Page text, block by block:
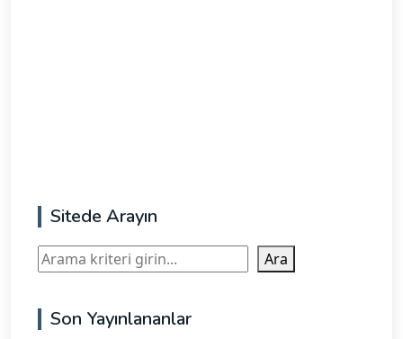
Sitede Arayın
Ara Ara
Son Yayınlananlar